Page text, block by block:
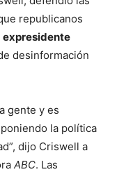
republicanos
expresidente
desinformación
gente y es
la política
dijo Criswell a
ABC. Las